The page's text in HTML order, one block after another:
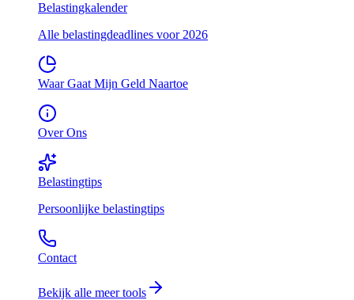
Belastingkalender
Alle belastingdeadlines voor 2026
Waar Gaat Mijn Geld Naartoe
Over Ons
Belastingtips
Persoonlijke belastingtips
Contact
Bekijk alle meer tools